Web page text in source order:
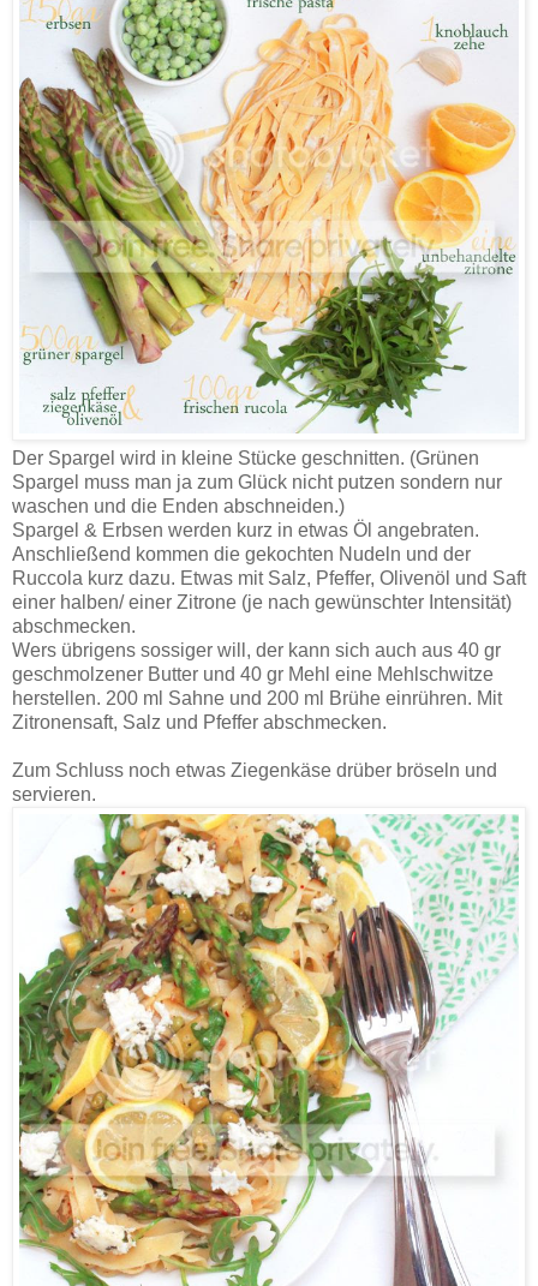
Der Spargel wird in kleine Stücke geschnitten. (Grünen
Spargel muss man ja zum Glück nicht putzen sondern nur
waschen und die Enden abschneiden.)
Spargel & Erbsen werden kurz in etwas Öl angebraten.
Anschließend kommen die gekochten Nudeln und der
Ruccola kurz dazu. Etwas mit Salz, Pfeffer, Olivenöl und Saft
einer halben/ einer Zitrone (je nach gewünschter Intensität)
abschmecken.
Wers übrigens sossiger will, der kann sich auch aus 40 gr
geschmolzener Butter und 40 gr Mehl eine Mehlschwitze
herstellen. 200 ml Sahne und 200 ml Brühe einrühren. Mit
Zitronensaft, Salz und Pfeffer abschmecken.
Zum Schluss noch etwas Ziegenkäse drüber bröseln und
servieren.